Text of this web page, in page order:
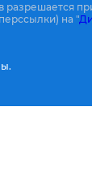
разрешается
на "